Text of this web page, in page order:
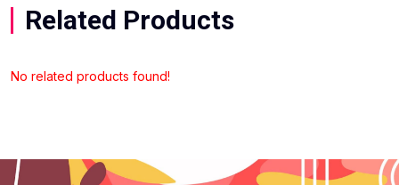
Related Products
No related products found!